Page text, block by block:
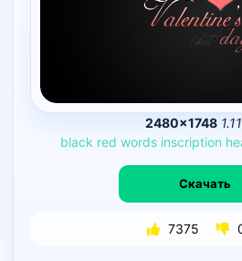
2480×1748
black red words inscription
Скачать
7375